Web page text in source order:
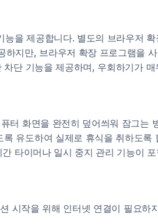
을 제공합니다. 별도의 브라우저
지만, 브라우저 확장 프로그램을
단 기능을 제공하며, 우회하기가 매
화면을 완전히 덮어씌워 잠그는
유도하여 실제로 휴식을 취하도록
타이머나 일시 중지 관리 기능이
시작을 위해 인터넷 연결이 필요하